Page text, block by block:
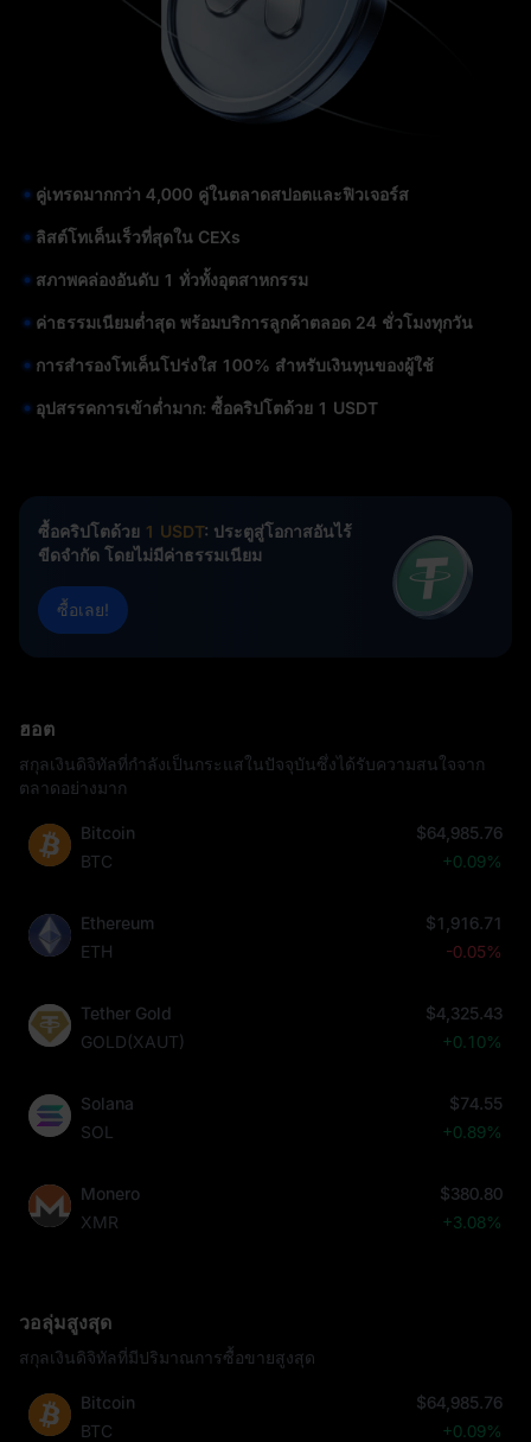
คู่เทรดมากกว่า 4,000 คู่ในตลาดสปอตและฟิวเจอร์ส
ลิสต์โทเค็นเร็วที่สุดใน CEXs
สภาพคล่องอันดับ 1 ทั่วทั้งอุตสาหกรรม
ค่าธรรมเนียมต่ำสุด พร้อมบริการลูกค้าตลอด 24 ชั่วโมงทุกวัน
การสำรองโทเค็นโปร่งใส 100% สำหรับเงินทุนของผู้ใช้
อุปสรรคการเข้าต่ำมาก: ซื้อคริปโตด้วย 1 USDT
ซื้อคริปโตด้วย 1 USDT: ประตูสู่โอกาสอันไร้
ขีดจำกัด โดยไม่มีค่าธรรมเนียม
ซื้อเลย!
ฮอต
สกุลเงินดิจิทัลที่กำลังเป็นกระแสในปัจจุบันซึ่งได้รับความสนใจจาก
ตลาดอย่างมาก
Bitcoin
BTC
$64,985.76
+0.09%
Ethereum
ETH
$1,916.71
-0.05%
Tether Gold
GOLD(XAUT)
$4,325.43
+0.10%
Solana
SOL
$74.55
+0.89%
Monero
XMR
$380.80
+3.08%
วอลุ่มสูงสุด
สกุลเงินดิจิทัลที่มีปริมาณการซื้อขายสูงสุด
Bitcoin
BTC
$64,985.76
+0.09%